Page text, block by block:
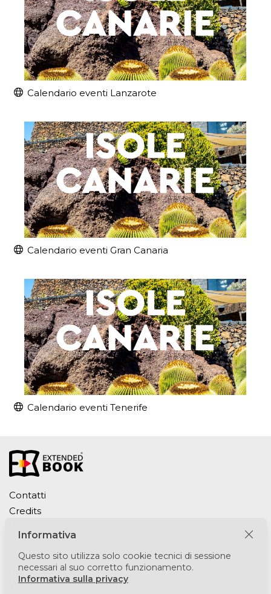
Calendario eventi Lanzarote
Calendario eventi Gran Canaria
Calendario eventi Tenerife
Contatti
Credits
Cookie Policy
Puntomedia srl
Via Lesmi 6 - 20123 Milano
Informativa
Questo sito utilizza solo cookie tecnici di sessione
necessari al suo corretto funzionamento.
Informativa sulla privacy